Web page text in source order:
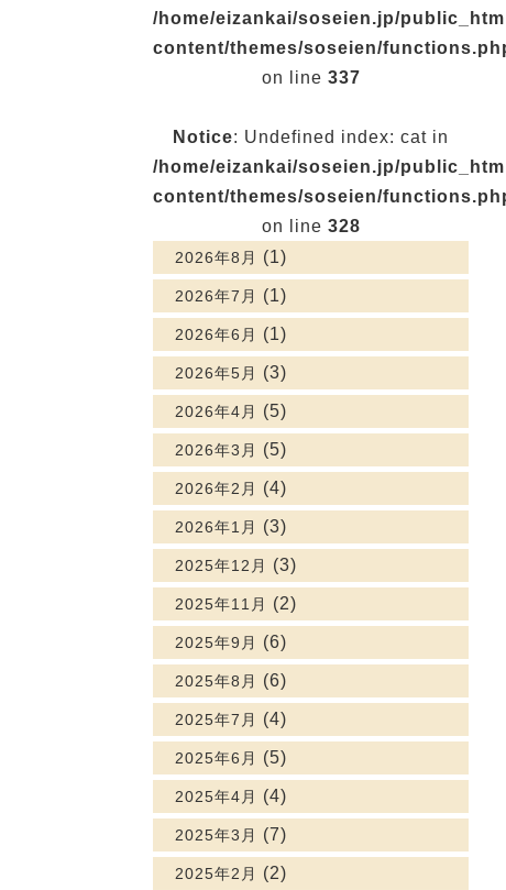
/home/eizankai/soseien.jp/
content/themes/soseien/
on line 337
Notice: Undefined index: cat in
/home/eizankai/soseien.jp/
content/themes/soseien/
on line 328
2026年8月 (1)
2026年7月 (1)
2026年6月 (1)
2026年5月 (3)
2026年4月 (5)
2026年3月 (5)
2026年2月 (4)
2026年1月 (3)
2025年12月 (3)
2025年11月 (2)
2025年9月 (6)
2025年8月 (6)
2025年7月 (4)
2025年6月 (5)
2025年4月 (4)
2025年3月 (7)
2025年2月 (2)